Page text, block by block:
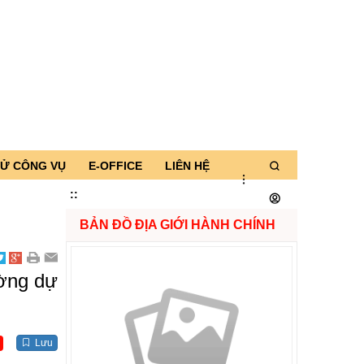
CÔNG VỤ E-OFFICE LIÊN HỆ
::
dự
Lưu
BẢN ĐỒ ĐỊA GIỚI HÀNH CHÍNH